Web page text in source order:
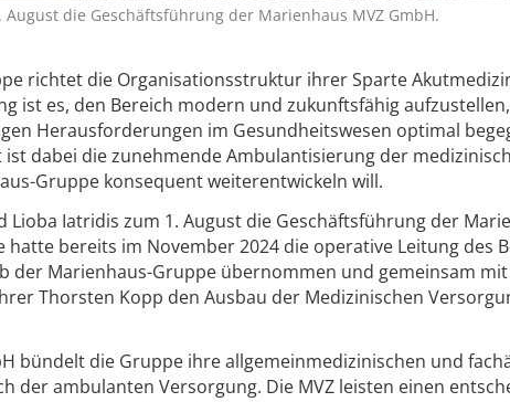
die Geschäftsführung der Marienhaus MVZ GmbH.
richtet die Organisationsstruktur ihrer Sparte
ist es, den Bereich modern und zukunftsfähig
Herausforderungen im Gesundheitswesen optimal
ist dabei die zunehmende Ambulantisierung der
Gruppe konsequent weiterentwickeln will.
Iatridis zum 1. August die Geschäftsführung der
hatte bereits im November 2024 die operative Leitung des
der Marienhaus-Gruppe übernommen und gemeinsam
Thorsten Kopp den Ausbau der Medizinischen
bündelt die Gruppe ihre allgemeinmedizinischen und
der ambulanten Versorgung. Die MVZ leisten einen